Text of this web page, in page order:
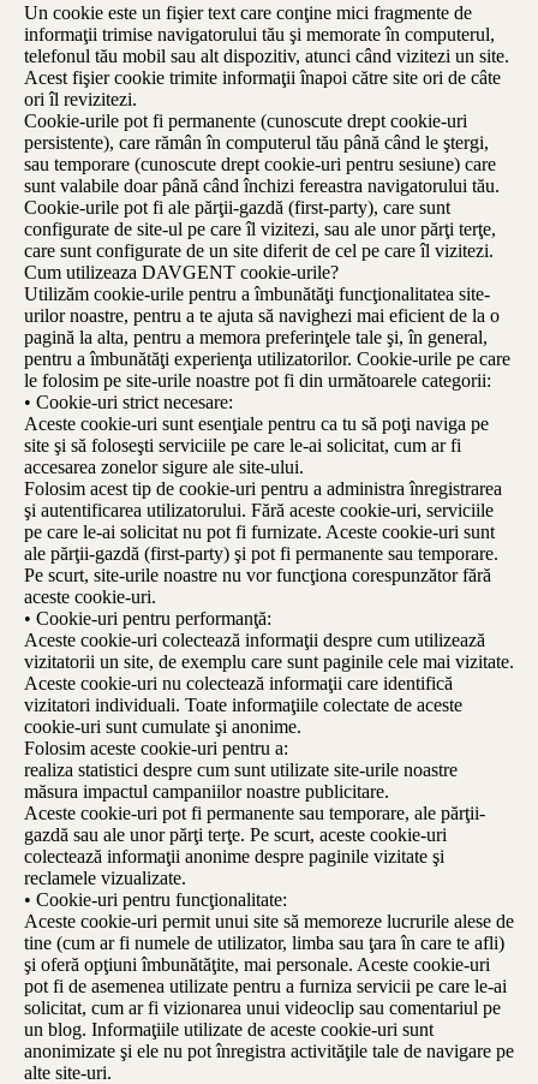
Un cookie este un fişier text care conţine mici fragmente de
informaţii trimise navigatorului tău şi memorate în computerul,
telefonul tău mobil sau alt dispozitiv, atunci când vizitezi un site.
Acest fişier cookie trimite informaţii înapoi către site ori de câte
ori îl revizitezi.
Cookie-urile pot fi permanente (cunoscute drept cookie-uri
persistente), care rămân în computerul tău până când le ştergi,
sau temporare (cunoscute drept cookie-uri pentru sesiune) care
sunt valabile doar până când închizi fereastra navigatorului tău.
Cookie-urile pot fi ale părţii-gazdă (first-party), care sunt
configurate de site-ul pe care îl vizitezi, sau ale unor părţi terţe,
care sunt configurate de un site diferit de cel pe care îl vizitezi.
Cum utilizeaza DAVGENT cookie-urile?
Utilizăm cookie-urile pentru a îmbunătăţi funcţionalitatea site-
urilor noastre, pentru a te ajuta să navighezi mai eficient de la o
pagină la alta, pentru a memora preferinţele tale şi, în general,
pentru a îmbunătăţi experienţa utilizatorilor. Cookie-urile pe care
le folosim pe site-urile noastre pot fi din următoarele categorii:
• Cookie-uri strict necesare:
Aceste cookie-uri sunt esenţiale pentru ca tu să poţi naviga pe
site şi să foloseşti serviciile pe care le-ai solicitat, cum ar fi
accesarea zonelor sigure ale site-ului.
Folosim acest tip de cookie-uri pentru a administra înregistrarea
şi autentificarea utilizatorului. Fără aceste cookie-uri, serviciile
pe care le-ai solicitat nu pot fi furnizate. Aceste cookie-uri sunt
ale părţii-gazdă (first-party) şi pot fi permanente sau temporare.
Pe scurt, site-urile noastre nu vor funcţiona corespunzător fără
aceste cookie-uri.
• Cookie-uri pentru performanţă:
Aceste cookie-uri colectează informaţii despre cum utilizează
vizitatorii un site, de exemplu care sunt paginile cele mai vizitate.
Aceste cookie-uri nu colectează informaţii care identifică
vizitatori individuali. Toate informaţiile colectate de aceste
cookie-uri sunt cumulate şi anonime.
Folosim aceste cookie-uri pentru a:
realiza statistici despre cum sunt utilizate site-urile noastre
măsura impactul campaniilor noastre publicitare.
Aceste cookie-uri pot fi permanente sau temporare, ale părţii-
gazdă sau ale unor părţi terţe. Pe scurt, aceste cookie-uri
colectează informaţii anonime despre paginile vizitate şi
reclamele vizualizate.
• Cookie-uri pentru funcţionalitate:
Aceste cookie-uri permit unui site să memoreze lucrurile alese de
tine (cum ar fi numele de utilizator, limba sau ţara în care te afli)
şi oferă opţiuni îmbunătăţite, mai personale. Aceste cookie-uri
pot fi de asemenea utilizate pentru a furniza servicii pe care le-ai
solicitat, cum ar fi vizionarea unui videoclip sau comentariul pe
un blog. Informaţiile utilizate de aceste cookie-uri sunt
anonimizate şi ele nu pot înregistra activităţile tale de navigare pe
alte site-uri.